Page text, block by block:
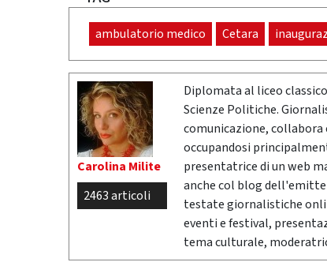
ambulatorio medico Cetara
Carolina Milite
2463 articoli
Diplomata al liceo
Scienze Politiche.
comunicazione, collabora
occupandosi
presentatrice di un web
anche col blog
testate giornalistiche
eventi e festival,
tema culturale,